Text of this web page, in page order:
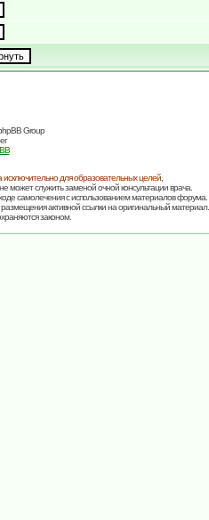
Group
для образовательных целей,
может служить заменой очной консультации врача.
самолечения с использованием материалов форума.
активной ссылки на оригинальный материал.
законом.